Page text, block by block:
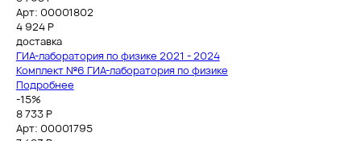
Арт: 00001802
4 924Р
доставка
ГИА-лаборатория по физике 2021 - 2024
Комплект №6 ГИА-лаборатория по физике
Подробнее
-15%
8 733 Р
Арт: 00001795